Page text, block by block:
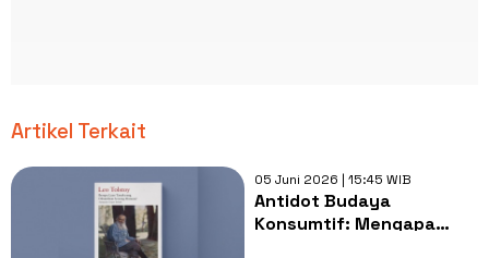
Artikel Terkait
05 Juni 2026 | 15:45 WIB
Antidot Budaya
Konsumtif: Mengapa